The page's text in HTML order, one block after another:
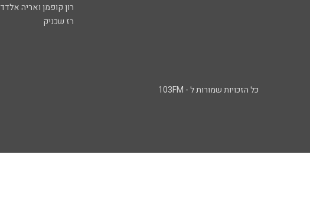
רון קופמן ואריה אלדד
רז שכניק
כל הזכויות שמורות ל - 103FM